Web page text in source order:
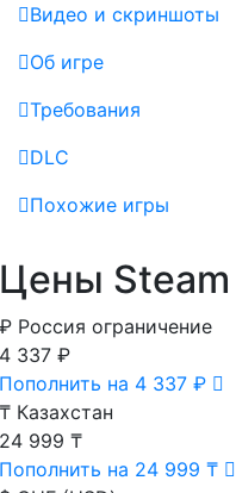
Видео и скриншоты
Об игре
Требования
DLC
Похожие игры
Цены
₽ Россия ограничение
4 337 ₽
Пополнить на 4 337 ₽
₸ Казахстан
24 999 ₸
Пополнить на 24 999 ₸